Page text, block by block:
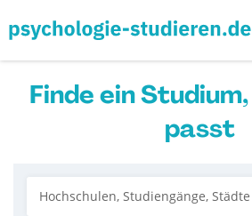
Finde ein
passt